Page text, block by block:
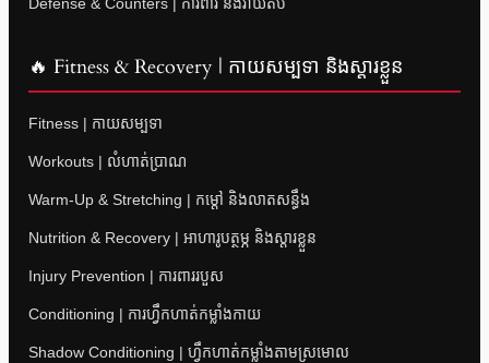
🔥 Fitness & Recovery | កាយសម្បទា និងស្តារខ្លួន
Fitness | កាយសម្បទា
Workouts | លំហាត់ប្រាណ
Warm-Up & Stretching | កម្តៅ និងលាតសន្ធឹង
Nutrition & Recovery | អាហារូបត្ថម្ភ និងស្តារខ្លួន
Injury Prevention | ការពាររបួស
Conditioning | ការហ្វឹកហាត់កម្លាំងកាយ
Shadow Conditioning | ហ្វឹកហាត់កម្លាំងតាមស្រមោល